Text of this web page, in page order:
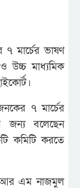
মার্চের ভাষণ
উচ্চ মাধ্যমিক
৭ মার্চের
জন্য বলেছেন
কমিটি করতে
আর এম নাজমুল